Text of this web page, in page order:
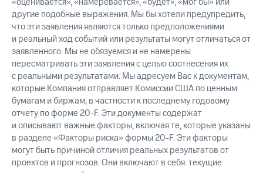
другие подобные выражения. Мы бы хотели предупредить,
что эти заявления являются только предположениями
и реальный ход событий или результаты могут отличаться от
заявленного. Мы не обязуемся и не намерены
пересматривать эти заявления с целью соотнесения их
с реальными результатами. Мы адресуем Вас к документам,
которые Компания отправляет Комиссии США по ценным
бумагам и биржам, в частности к последнему годовому
отчету по форме20-F.Эти документы содержат
и описывают важные факторы, включая те, которые указаны
в разделе «Факторы риска» формы20-F.Эти факторы
могут быть причиной отличия реальных результатов от
проектов и прогнозов. Они включают в себя: текущие